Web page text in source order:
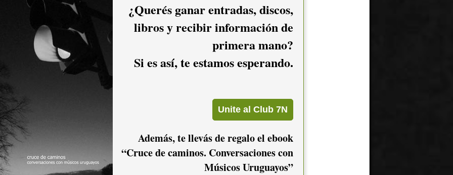
¿Querés ganar entradas, discos,
libros y recibir información de
primera mano?
Si es así, te estamos esperando.
Además, te llevás de regalo el ebook
“Cruce de caminos. Conversaciones con
Músicos Uruguayos”